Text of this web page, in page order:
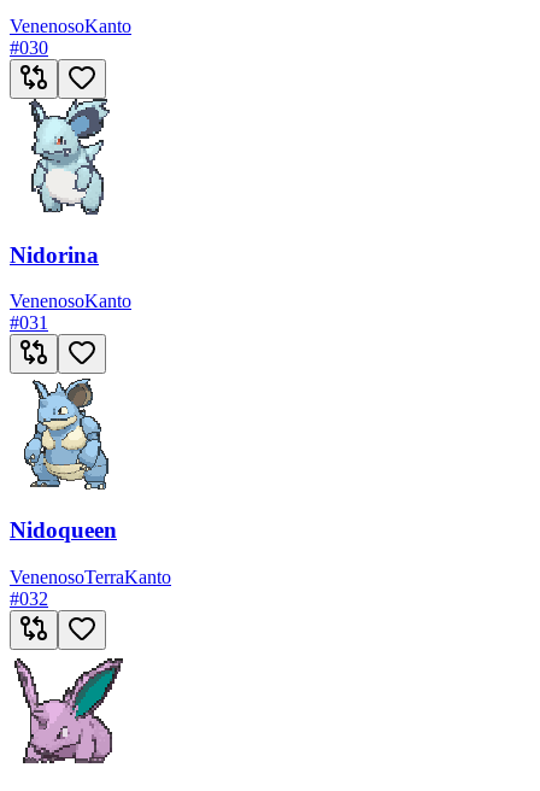
VenenosoKanto
#030
Nidorina
VenenosoKanto
#031
Nidoqueen
VenenosoTerraKanto
#032